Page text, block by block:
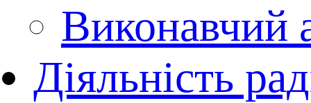
Виконавчий
Діяльність